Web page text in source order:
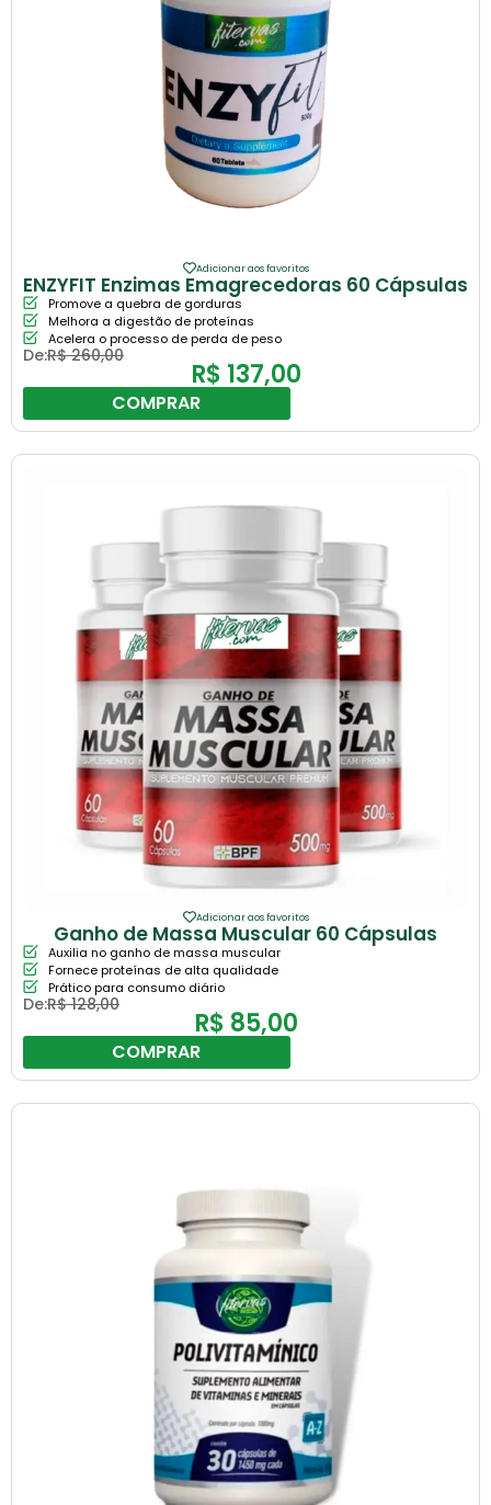
Adicionar aos favoritos
ENZYFIT Enzimas Emagrecedoras 60 Cápsulas
Promove a quebra de gorduras
Melhora a digestão de proteínas
Acelera o processo de perda de peso
De:R$260,00
R$ 137,00
COMPRAR
Adicionar aos favoritos
Ganho de Massa Muscular 60 Cápsulas
Auxilia no ganho de massa muscular
Fornece proteínas de alta qualidade
Prático para consumo diário
De:R$128,00
R$ 85,00
COMPRAR